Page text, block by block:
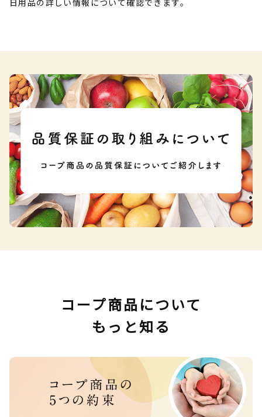
日用品の詳しい情報について確認できます。
コープ商品について
もっと知る